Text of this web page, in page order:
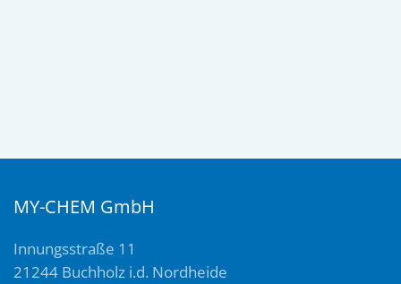
MY-CHEM GmbH
Innungsstraße 11
21244 Buchholz i.d. Nordheide